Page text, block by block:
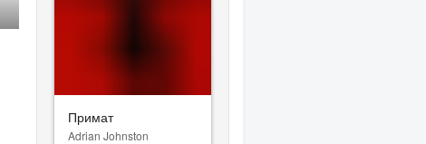
Примат
Adrian Johnston